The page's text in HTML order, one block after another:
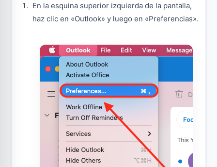
En la esquina superior izquierda de la pantalla,
haz clic en «Outlook» y luego en «Preferencias».